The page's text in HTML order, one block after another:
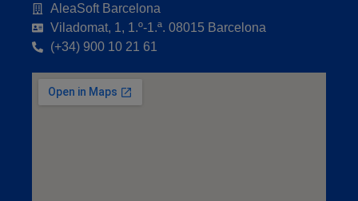
AleaSoft Barcelona
Viladomat, 1, 1.º-1.ª. 08015 Barcelona
(+34) 900 10 21 61